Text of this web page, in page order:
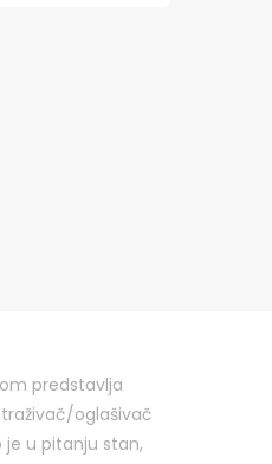
predstavlja
oglašivač
je u pitanju stan,